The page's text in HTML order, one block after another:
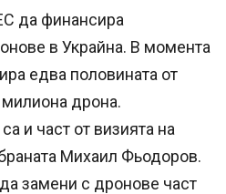
да финансира
в Украйна. В момента
едва половината от
милиона дрона.
и част от визията на
Михаил Фьодоров.
замени с дронове част